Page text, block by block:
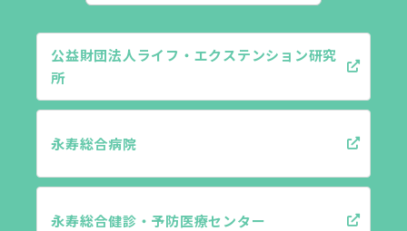
公益財団法人ライフ・エクステンション研究
所
永寿総合病院
永寿総合健診・予防医療センター